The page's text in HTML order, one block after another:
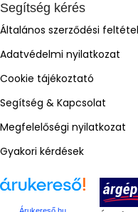
Segítség kérés
Általános szerződési
Adatvédelmi nyilatkozat
Cookie tájékoztató
Segítség & Kapcsolat
Megfelelőségi nyilatkozat
Gyakori kérdések